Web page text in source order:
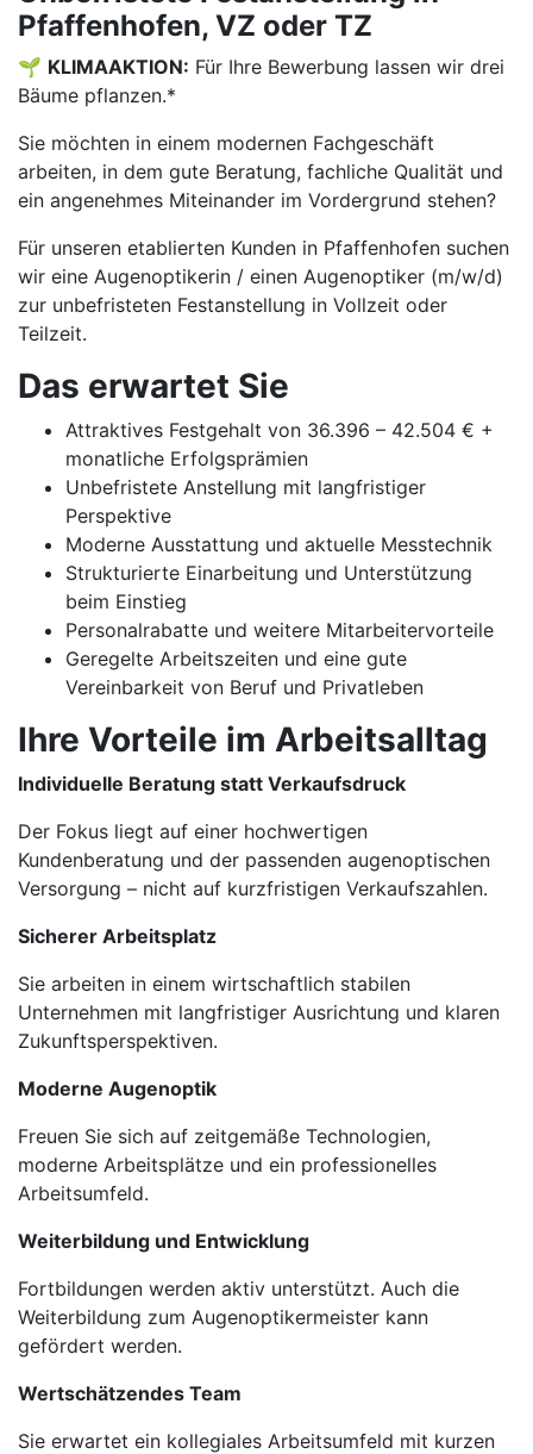
Pfaffenhofen, VZ oder TZ
🌱 KLIMAAKTION: Für Ihre Bewerbung lassen wir drei
Bäume pflanzen.*
Sie möchten in einem modernen Fachgeschäft
arbeiten, in dem gute Beratung, fachliche Qualität und
ein angenehmes Miteinander im Vordergrund stehen?
Für unseren etablierten Kunden in Pfaffenhofen suchen
wir eine Augenoptikerin / einen Augenoptiker (m/w/d)
zur unbefristeten Festanstellung in Vollzeit oder
Teilzeit.
Das erwartet Sie
Attraktives Festgehalt von 36.396 – 42.504 € +
monatliche Erfolgsprämien
Unbefristete Anstellung mit langfristiger
Perspektive
Moderne Ausstattung und aktuelle Messtechnik
Strukturierte Einarbeitung und Unterstützung
beim Einstieg
Personalrabatte und weitere Mitarbeitervorteile
Geregelte Arbeitszeiten und eine gute
Vereinbarkeit von Beruf und Privatleben
Ihre Vorteile im Arbeitsalltag
Individuelle Beratung statt Verkaufsdruck
Der Fokus liegt auf einer hochwertigen
Kundenberatung und der passenden augenoptischen
Versorgung – nicht auf kurzfristigen Verkaufszahlen.
Sicherer Arbeitsplatz
Sie arbeiten in einem wirtschaftlich stabilen
Unternehmen mit langfristiger Ausrichtung und klaren
Zukunftsperspektiven.
Moderne Augenoptik
Freuen Sie sich auf zeitgemäße Technologien,
moderne Arbeitsplätze und ein professionelles
Arbeitsumfeld.
Weiterbildung und Entwicklung
Fortbildungen werden aktiv unterstützt. Auch die
Weiterbildung zum Augenoptikermeister kann
gefördert werden.
Wertschätzendes Team
Sie erwartet ein kollegiales Arbeitsumfeld mit kurzen